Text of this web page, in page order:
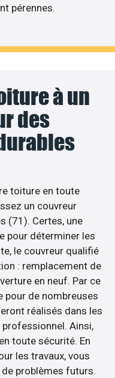
pérennes.
à un
des
toiture en toute
un couvreur
(71). Certes, une
pour déterminer les
le couvreur qualifié
: remplacement de
en neuf. Par ce
pour de nombreuses
réalisés dans les
Ainsi,
toute sécurité. En
les travaux, vous
problèmes futurs.